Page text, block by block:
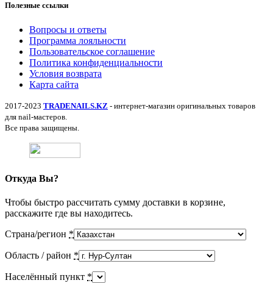
Полезные ссылки
Вопросы и ответы
Программа лояльности
Пользовательское соглашение
Политика конфиденциальности
Условия возврата
Карта сайта
2017-2023 TRADENAILS.KZ - интернет-магазин оригинальных товаров
для nail-мастеров.
Все права защищены.
Откуда Вы?
Чтобы быстро рассчитать сумму доставки в корзине,
расскажите где вы находитесь.
Страна/регион *
Область / район *
Населённый пункт *